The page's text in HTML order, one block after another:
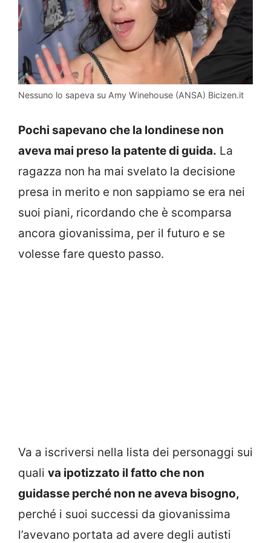
Nessuno lo sapeva su Amy Winehouse (ANSA) Bicizen.it
Pochi sapevano che la londinese non
aveva mai preso la patente di guida. La
ragazza non ha mai svelato la decisione
presa in merito e non sappiamo se era nei
suoi piani, ricordando che è scomparsa
ancora giovanissima, per il futuro e se
volesse fare questo passo.
Va a iscriversi nella lista dei personaggi sui
quali va ipotizzato il fatto che non
guidasse perché non ne aveva bisogno,
perché i suoi successi da giovanissima
l’avevano portata ad avere degli autisti